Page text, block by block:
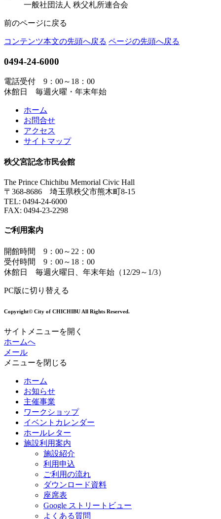
一般社団法人 秩父札所連合会
前のページに戻る
コンテンツ本文の先頭へ戻る ページの先頭へ戻る
0494-24-6000
電話受付 9：00～18：00
休館日 毎週火曜・年末年始
ホーム
お問合せ
アクセス
サイトマップ
秩父宮記念市民会館
The Prince Chichibu Memorial Civic Hall
〒368-8686 埼玉県秩父市熊木町8-15
TEL: 0494-24-6000
FAX: 0494-23-2298
ご利用案内
開館時間 9：00～22：00
受付時間 9：00～18：00
休館日 毎週火曜日、年末年始（12/29～1/3）
PC版に切り替える
Copyright© City of CHICHIBU All Rights Reserved.
サイトメニューを開く
ホームへ
メール
メニューを閉じる
ホーム
お知らせ
主催事業
ワークショップ
イベントカレンダー
ホールレター
施設利用案内
施設紹介
利用申込
ご利用の流れ
ダウンロード資料
座席表
Google ストリートビュー
よくある質問